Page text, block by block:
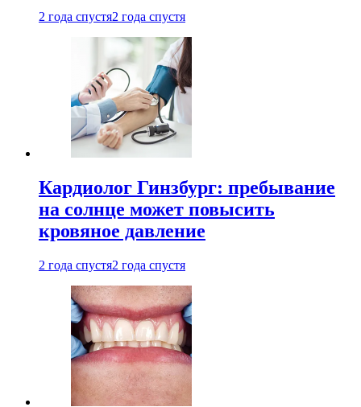
2 года спустя2 года спустя
Кардиолог Гинзбург: пребывание
на солнце может повысить
кровяное давление
2 года спустя2 года спустя